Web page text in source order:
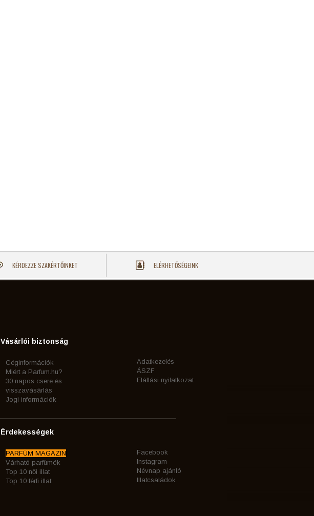
KÉRDEZZE SZAKÉRTŐINKET ELÉRHETŐSÉGEINK
Vásárlói biztonság
Céginformációk
Miért a Parfum.hu?
30 napos csere és
visszavásárlás
Jogi információk
Adatkezelés
ÁSZF
Elállási nyilatkozat
Érdekességek
PARFÜM MAGAZIN
Várható parfümök
Top 10 női illat
Top 10 férfi illat
Facebook
Instagram
Névnap ajánló
Illatcsaládok